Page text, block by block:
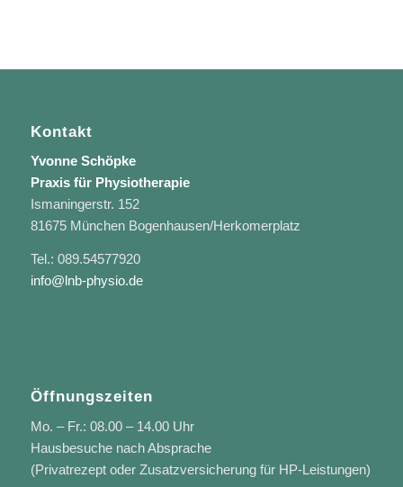
Kontakt
Yvonne Schöpke
Praxis für Physiotherapie
Ismaningerstr. 152
81675 München Bogenhausen/Herkomerplatz
Tel.: 089.54577920
info@lnb-physio.de
Öffnungszeiten
Mo. – Fr.: 08.00 – 14.00 Uhr
Hausbesuche nach Absprache
(Privatrezept oder Zusatzversicherung für HP-Leistungen)